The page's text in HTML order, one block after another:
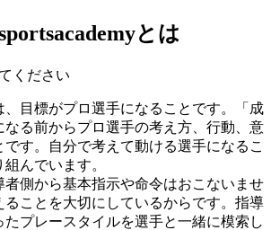
とは
ください
、目標がプロ選手になることです。「成
なる前からプロ選手の考え方、行動、意
す。自分で考えて動ける選手になるこ
んでいます。
者側から基本指示や命令はおこないませ
ることを大切にしているからです。指導
プレースタイルを選手と一緒に模索し